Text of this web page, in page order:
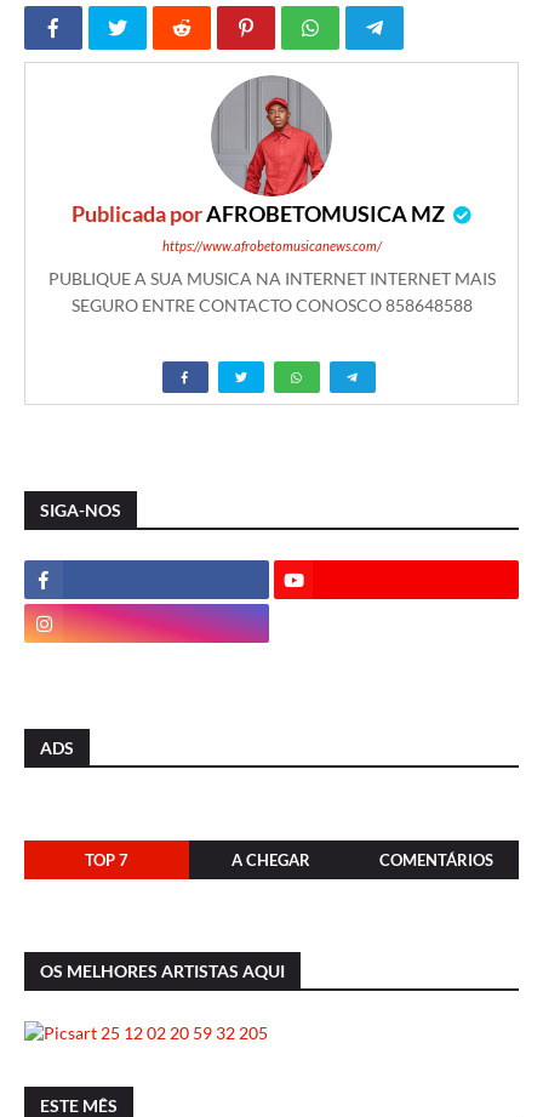
Publicada porAFROBETOMUSICA MZ
https://www.afrobetomusicanews.com/
PUBLIQUE A SUA MUSICA NA INTERNET INTERNET MAIS
SEGURO ENTRE CONTACTO CONOSCO 858648588
SIGA-NOS
ADS
TOP 7 A CHEGAR COMENTÁRIOS
OS MELHORES ARTISTAS AQUI
ESTE MÊS